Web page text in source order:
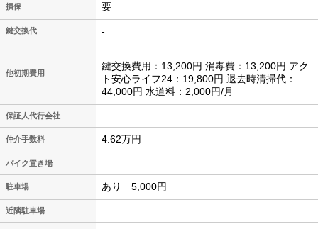
損保 要
鍵交換代 -
他初期費用
鍵交換費用：13,200円 消毒費：13,200円 アク
ト安心ライフ24：19,800円 退去時清掃代：
44,000円 水道料：2,000円/月
保証人代行会社
仲介手数料 4.62万円
バイク置き場
駐車場 あり 5,000円
近隣駐車場